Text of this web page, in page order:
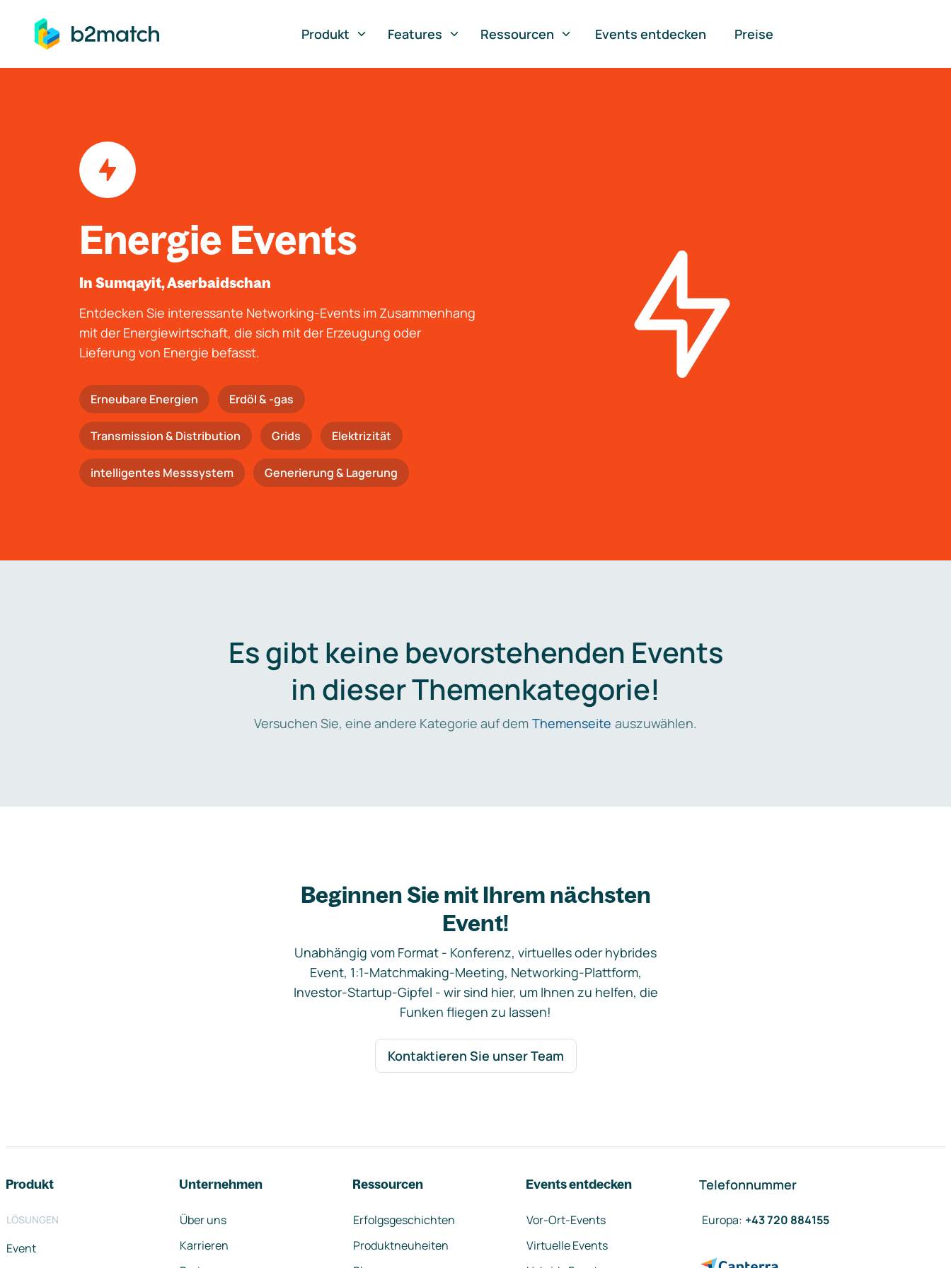
springen
Produkt
Features Ressourcen Events entdecken Preise
Energie Events
In Sumqayit, Aserbaidschan
Entdecken Sie interessante Networking-Events im Zusammenhang
mit der Energiewirtschaft, die sich mit der Erzeugung oder
Lieferung von Energie befasst.
Erneubare Energien Erdöl & -gas
Trans­mis­si­on & Distribution Grids Elektrizität
intelligentes Messsystem Generierung & Lagerung
Es gibt keine bevorstehenden Events
in dieser Themenkategorie!
Versuchen Sie, eine andere Kategorie auf dem Themenseite auszuwählen.
Beginnen Sie mit Ihrem nächsten
Event!
Unabhängig vom Format - Konferenz, virtuelles oder hybrides
Event, 1:1-Matchmaking-Meeting, Networking-Plattform,
Investor-Startup-Gipfel - wir sind hier, um Ihnen zu helfen, die
Funken fliegen zu lassen!
Kontaktieren Sie unser Team
Produkt
LÖSUNGEN
Event
Unternehmen
Über uns
Karrieren
Ressourcen
Erfolgsgeschichten
Produktneuheiten
Events entdecken
Vor-Ort-Events
Virtuelle Events
Telefonnummer
Europa: +43 720 884155